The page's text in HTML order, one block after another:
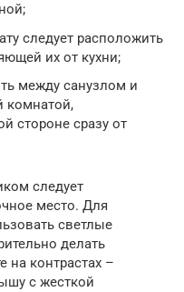
следует расположить
их от кухни;
между санузлом и
комнатой,
стороне сразу от
следует
место. Для
светлые
делать
на контрастах –
с жесткой